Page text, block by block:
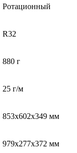
Ротационный
R32
880 г
25 г/м
853x602x349 мм
979x277x372 мм